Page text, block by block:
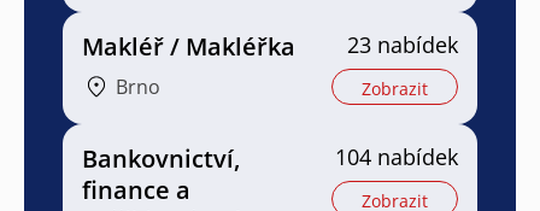
Makléř / Makléřka
Brno
23 nabídek
Zobrazit
Bankovnictví,
finance a
104 nabídek
Zobrazit